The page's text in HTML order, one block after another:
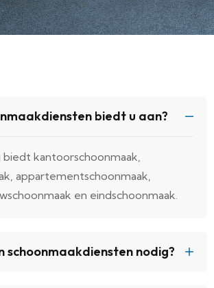
biedt u aan?
biedt kantoorschoonmaak,
appartementschoonmaak,
en eindschoonmaak.
schoonmaakdiensten nodig?